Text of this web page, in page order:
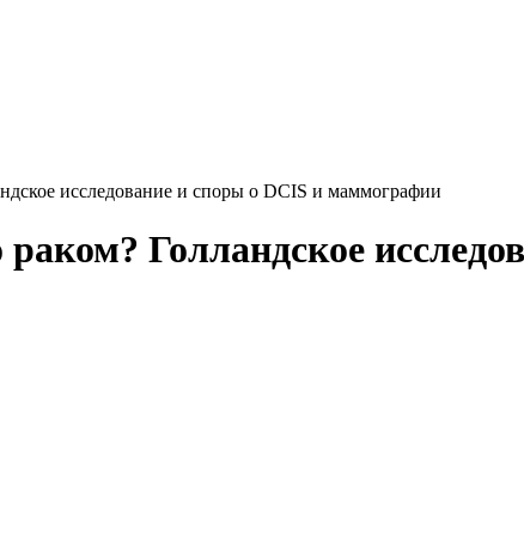
исследование и споры о DCIS и маммографии
Голландское